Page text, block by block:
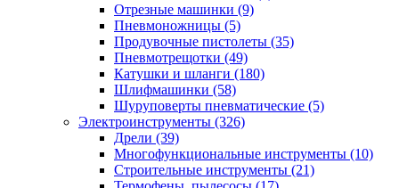
Отрезные машинки (9)
Пневмоножницы (5)
Продувочные пистолеты (35)
Пневмотрещотки (49)
Катушки и шланги (180)
Шлифмашинки (58)
Шуруповерты пневматические (5)
Электроинструменты (326)
Дрели (39)
Многофункциональные инструменты (10)
Строительные инструменты (21)